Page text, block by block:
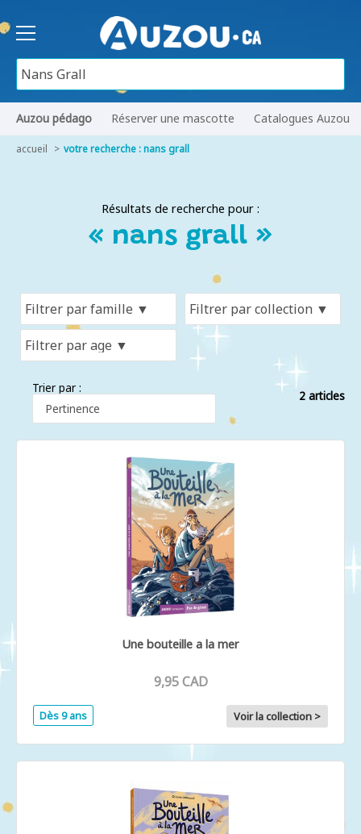
Auzou pédago Réserver une mascotte Catalogues Auzou
accueil votre recherche : nans grall
Résultats de recherche pour :
« nans grall »
Trier par :
2 articles
Une bouteille a la mer
9,95 CAD
Dès 9 ans Voir la collection >